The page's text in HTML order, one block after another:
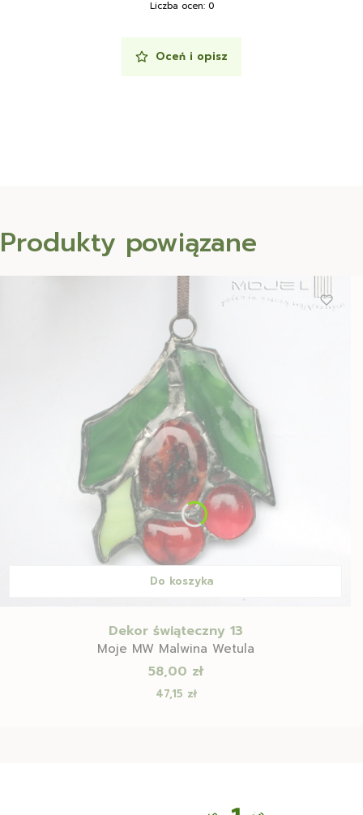
Liczba ocen: 0
Oceń i opisz
Produkty powiązane
Do koszyka
Dekor świąteczny 13
Moje MW Malwina Wetula
Cena
58,00 zł
Cena
47,15 zł